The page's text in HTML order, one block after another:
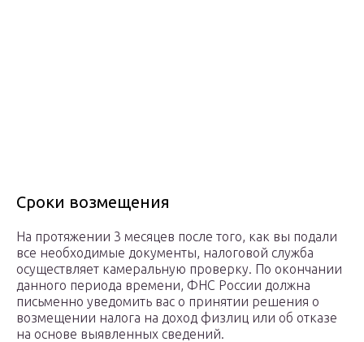
Сроки возмещения
На протяжении 3 месяцев после того, как вы подали
все необходимые документы, налоговой служба
осуществляет камеральную проверку. По окончании
данного периода времени, ФНС России должна
письменно уведомить вас о принятии решения о
возмещении налога на доход физлиц или об отказе
на основе выявленных сведений.